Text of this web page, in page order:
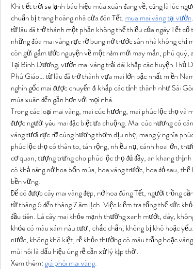
Khi tiết trời se lạnh báo hiệu mùa xuân đang về, cũng là lúc
chuẩn bị trang hoàng nhà cửa đón Tết. mua mai vàng tại vườn
từ lâu đã trở thành một phần không thể thiếu của ngày Tết
những đóa mai vàng rực rỡ bung nở trước sân nhà không chỉ
còn gửi gắm ước nguyện về một năm mới may mắn, phú
Tại Bình Dương, vườn mai vàng trải dài khắp các huyện Thủ
Phú Giáo… từ lâu đã trở thành vựa mai lớn bậc nhất miền
nghìn gốc mai được chuyển đi khắp các tỉnh thành như Sài
mùa xuân đến gần hơn với mọi nhà.
Trong các loại mai vàng, mai cúc hương, mai phúc lộc thọ và
được người yêu mai đặc biệt ưa chuộng. Mai cúc hương có
vàng tươi rực rỡ cùng hương thơm dịu nhẹ, mang ý nghĩa
phúc lộc thọ có thân to, tán rộng, nhiều nụ, cánh hoa lớn,
cơ quan, tượng trưng cho phúc lộc thọ đủ đầy, an khang
có khả năng nở hoa bốn mùa, hoa vàng trước, hoa đỏ sau,
bền vững.
Để có được cây mai vàng đẹp, nở hoa đúng Tết, người trồng
từ tháng 6 đến tháng 7 âm lịch. Việc kiểm tra tổng thể sức
đầu tiên. Lá cây mai khỏe mạnh thường xanh mướt, dày,
khỏe có màu xám nâu tươi, chắc chắn, không bị khô hoặc
nước, không khô kiệt; rễ khỏe thường có màu trắng hoặc
mùi hôi là dấu hiệu úng rễ cần xử lý kịp thời.
Xem thêm: giá phôi mai vàng.